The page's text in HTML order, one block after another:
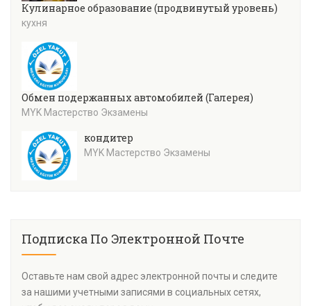
Кулинарное образование (продвинутый уровень)
кухня
Обмен подержанных автомобилей (Галерея)
MYK Мастерство Экзамены
кондитер
MYK Мастерство Экзамены
Подписка По Электронной Почте
Оставьте нам свой адрес электронной почты и следите
за нашими учетными записями в социальных сетях,